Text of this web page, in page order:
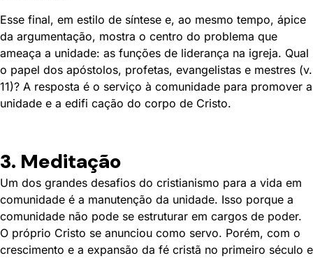
Esse final, em estilo de síntese e, ao mesmo tempo, ápice
da argumentação, mostra o centro do problema que
ameaça a unidade: as funções de liderança na igreja. Qual
o papel dos apóstolos, profetas, evangelistas e mestres (v.
11)? A resposta é o serviço à comunidade para promover a
unidade e a edifi cação do corpo de Cristo.
3. Meditação
Um dos grandes desafios do cristianismo para a vida em
comunidade é a manutenção da unidade. Isso porque a
comunidade não pode se estruturar em cargos de poder.
O próprio Cristo se anunciou como servo. Porém, com o
crescimento e a expansão da fé cristã no primeiro século e